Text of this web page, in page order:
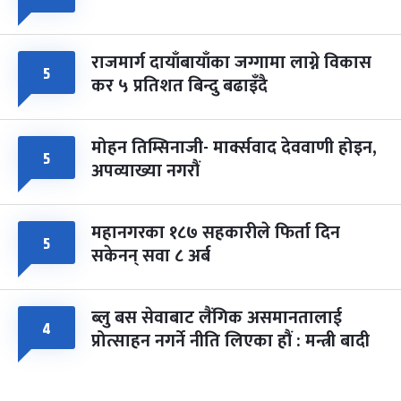
५ राजमार्ग दायाँबायाँका जग्गामा लाग्ने विकास
कर ५ प्रतिशत बिन्दु बढाइँदै
५ मोहन तिम्सिनाजी- मार्क्सवाद देववाणी होइन,
अपव्याख्या नगरौं
५ महानगरका १८७ सहकारीले फिर्ता दिन
सकेनन् सवा ८ अर्ब
४ ब्लु बस सेवाबाट लैंगिक असमानतालाई
प्रोत्साहन नगर्ने नीति लिएका हौं : मन्त्री बादी